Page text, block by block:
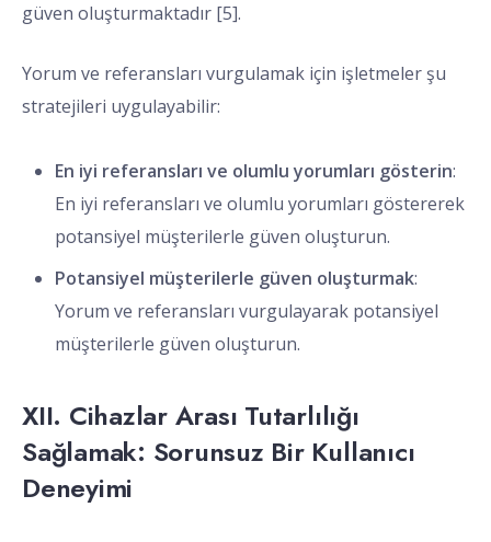
güven oluşturmaktadır [5].
Yorum ve referansları vurgulamak için işletmeler şu
stratejileri uygulayabilir:
En iyi referansları ve olumlu yorumları gösterin:
En iyi referansları ve olumlu yorumları göstererek
potansiyel müşterilerle güven oluşturun.
Potansiyel müşterilerle güven oluşturmak:
Yorum ve referansları vurgulayarak potansiyel
müşterilerle güven oluşturun.
XII. Cihazlar Arası Tutarlılığı
Sağlamak: Sorunsuz Bir Kullanıcı
Deneyimi